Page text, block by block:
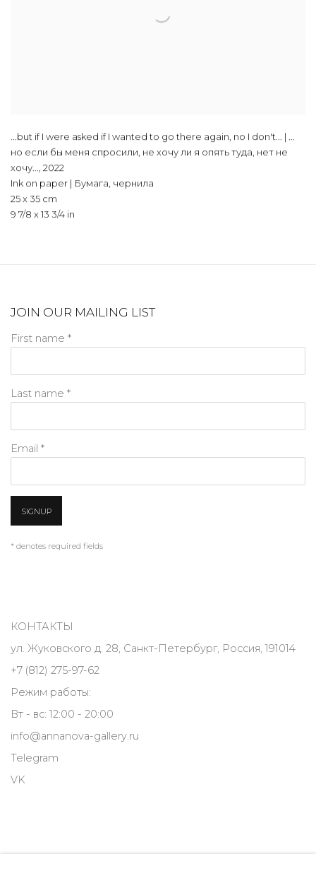
...but if I were asked if I wanted to go there again, no I don't... | ...
но если бы меня спросили, не хочу ли я опять туда, нет не
хочу...
2022
Ink on paper | Бумага, чернила
25 x 35 cm
9 7/8 x 13 3/4 in
JOIN OUR MAILING LIST
First name *
Last name *
Email *
SIGNUP
* denotes required fields
КОНТАКТЫ
ул. Жуковского д. 28, Санкт-Петербург, Россия, 191014
+7 (812) 275-97-62
Режим работы:
Вт - вс: 12:00 - 20:00
info@annanova-gallery.ru
Telegram
VK